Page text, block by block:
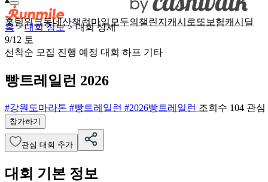
홈팀워크동네산책런마일 모두의챌린지 캐시로또 보험캐시딜
홈 > 대회 정보 > 대회 상세
9/12 토
선착순 모집 진행 예정 대회 하프 기타
빵트레일런 2026
#강원도마라톤 #빵트레일런 #2026빵트레일런 조회수 104 관심
참가하기
관심 대회 추가
대회 기본 정보